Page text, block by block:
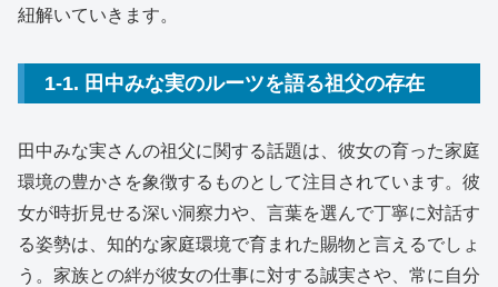
紐解いていきます。
1-1. 田中みな実のルーツを語る祖父の存在
田中みな実さんの祖父に関する話題は、彼女の育った家庭
環境の豊かさを象徴するものとして注目されています。彼
女が時折見せる深い洞察力や、言葉を選んで丁寧に対話す
る姿勢は、知的な家庭環境で育まれた賜物と言えるでしょ
う。家族との絆が彼女の仕事に対する誠実さや、常に自分